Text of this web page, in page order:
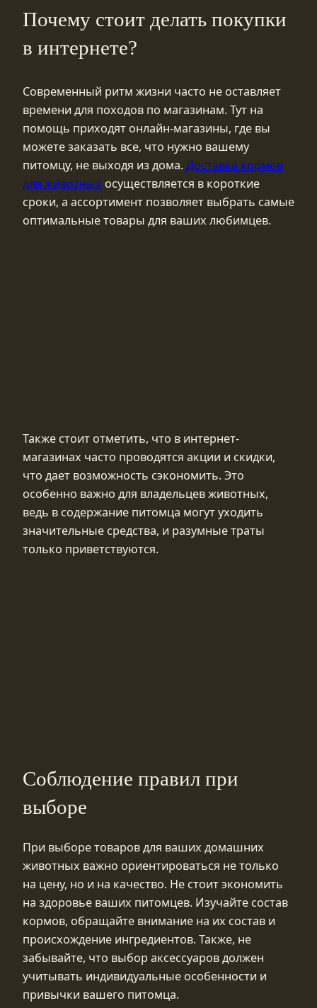
Почему стоит делать покупки
в интернете?
Современный ритм жизни часто не оставляет
времени для походов по магазинам. Тут на
помощь приходят онлайн-магазины, где вы
можете заказать все, что нужно вашему
питомцу, не выходя из дома. Доставка кормов
для животных осуществляется в короткие
сроки, а ассортимент позволяет выбрать самые
оптимальные товары для ваших любимцев.
Также стоит отметить, что в интернет-
магазинах часто проводятся акции и скидки,
что дает возможность сэкономить. Это
особенно важно для владельцев животных,
ведь в содержание питомца могут уходить
значительные средства, и разумные траты
только приветствуются.
Соблюдение правил при
выборе
При выборе товаров для ваших домашних
животных важно ориентироваться не только
на цену, но и на качество. Не стоит экономить
на здоровье ваших питомцев. Изучайте состав
кормов, обращайте внимание на их состав и
происхождение ингредиентов. Также, не
забывайте, что выбор аксессуаров должен
учитывать индивидуальные особенности и
привычки вашего питомца.